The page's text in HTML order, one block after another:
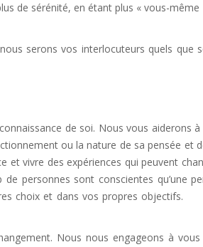
de sérénité, en étant plus « vous-
serons vos interlocuteurs quels que
de soi. Nous vous aiderons
ou la nature de sa pensée et
vivre des expériences qui peuvent
personnes sont conscientes qu’une
choix et dans vos propres objectifs.
Nous nous engageons à